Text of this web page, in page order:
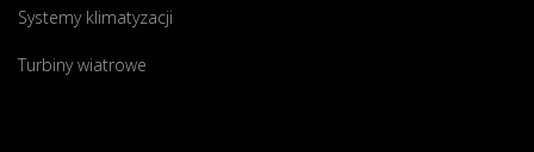
Systemy klimatyzacji
Turbiny wiatrowe